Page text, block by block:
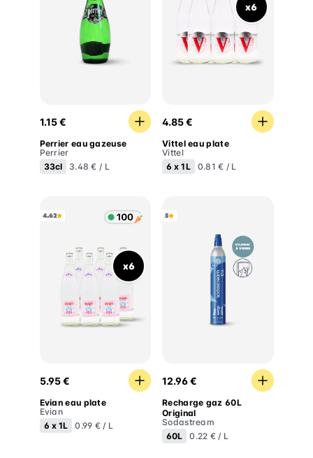
Perrier eau gazeuse
1.15 €
Perrier eau gazeuse
Perrier
33cl
3.48 € / L
x6
4.85 €
Vittel eau plate
Vittel
6 x 1L 0.81 € / L
4.62
x6
5.95 €
Evian eau plate
Evian
6 x1L 0.99 € / L
5
Recharge gaz 60L Original
12.96 €
Recharge gaz 60L
Original
Sodastream
60L
0.22 € / L